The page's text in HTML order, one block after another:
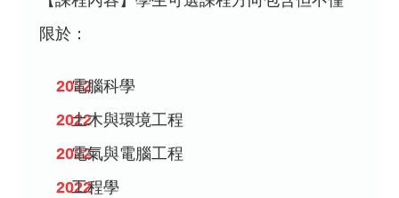
限於：
電腦科學
土木與環境工程
電氣與電腦工程
工程學